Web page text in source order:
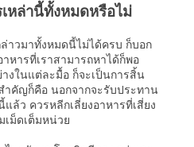
หล่านี้ทั้งหมดหรือไม่
าวมาทั้งหมดนี้ไม่ได้ครบ ก็บอก
าหารที่เราสามารถหาได้ก็พอ
งในแต่ละมื้อ ก็จะเป็นการสิ้น
ำคัญก็คือ นอกจากจะรับประทาน
ล้ว ควรหลีกเลี่ยงอาหารที่เสี่ยง
เม็ดเต็มหน่วย